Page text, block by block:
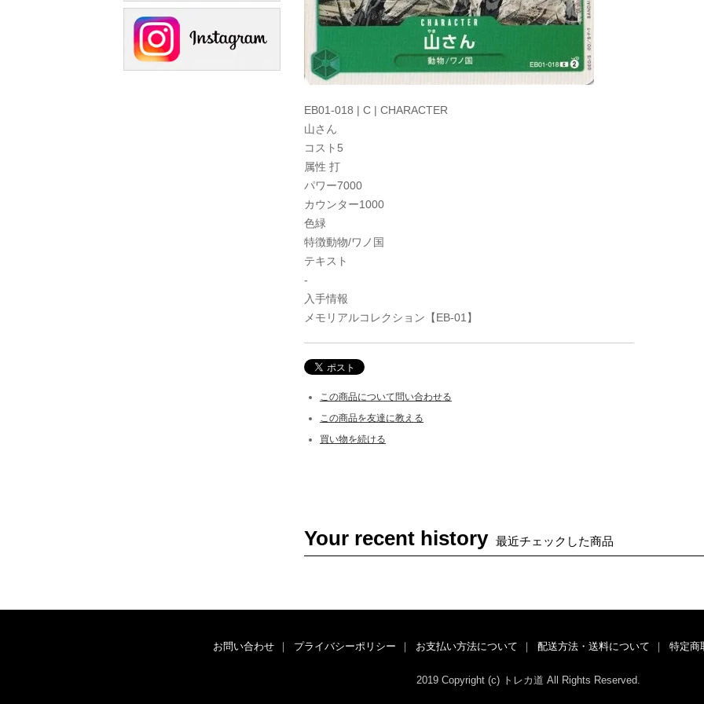
EB01-018 | C | CHARACTER
山さん
コスト5
属性 打
パワー7000
カウンター1000
色緑
特徴動物/ワノ国
テキスト
-
入手情報
メモリアルコレクション【EB-01】
この商品について問い合わせる
この商品を友達に教える
買い物を続ける
Your recent history 最近チェックした商品
お問い合わせ ｜ プライバシーポリシー ｜ お支払い方法について ｜ 配送方法・送料について ｜ 特定商
2019 Copyright (c) トレカ道 All Rights Reserved.